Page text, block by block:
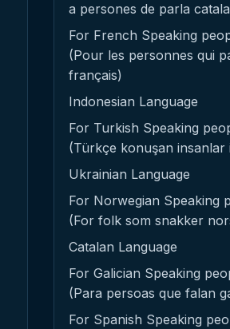
a persones de parla
For French Speaking
(Pour les personnes qui
français)
Indonesian Language
For Turkish Speaking
(Türkçe konuşan insanlar
Ukrainian Language
For Norwegian Speaking
(For folk som snakker
Catalan Language
For Galician Speaking
(Para persoas que falan
For Spanish Speaking